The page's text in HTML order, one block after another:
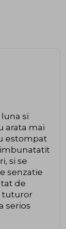
si
arata mai
estompat
imbunatatit
si se
senzatie
de
tuturor
serios